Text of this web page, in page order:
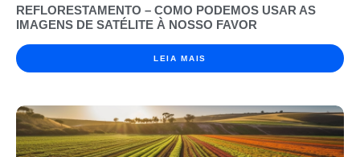
REFLORESTAMENTO – COMO PODEMOS USAR AS
IMAGENS DE SATÉLITE À NOSSO FAVOR
LEIA MAIS